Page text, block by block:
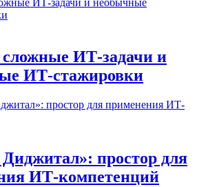
ИТ‑задачи и
ИТ‑стажировки
простор для
ИТ-компетенций